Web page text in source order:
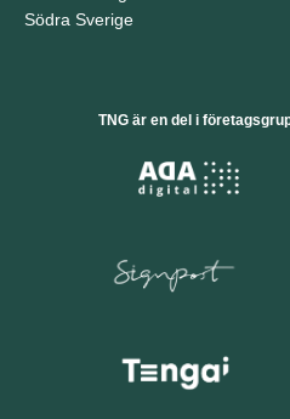
Södra Sverige
TNG är en del i